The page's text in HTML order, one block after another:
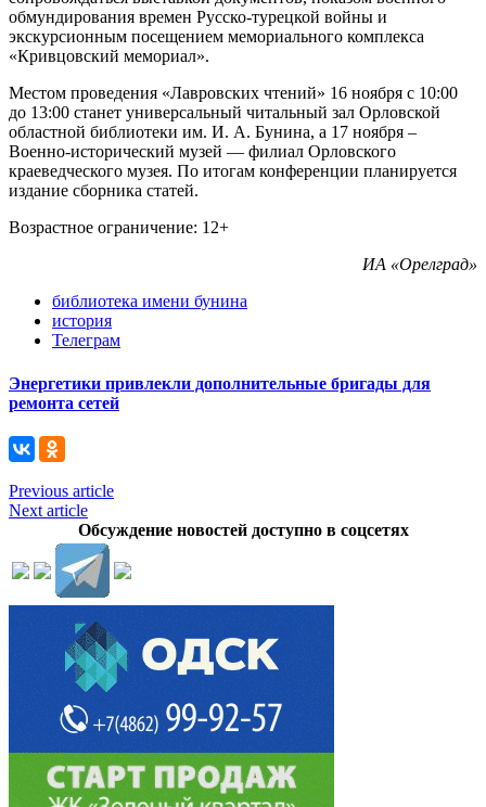
обмундирования времен Русско-турецкой войны и
экскурсионным посещением мемориального комплекса
«Кривцовский мемориал».
Местом проведения «Лавровских чтений» 16 ноября с 10:00
до 13:00 станет универсальный читальный зал Орловской
областной библиотеки им. И. А. Бунина, а 17 ноября –
Военно-исторический музей — филиал Орловского
краеведческого музея. По итогам конференции планируется
издание сборника статей.
Возрастное ограничение: 12+
ИА «Орелград»
библиотека имени бунина
история
Телеграм
Энергетики привлекли дополнительные бригады для
ремонта сетей
Previous article
Next article
Обсуждение новостей доступно в соцсетях